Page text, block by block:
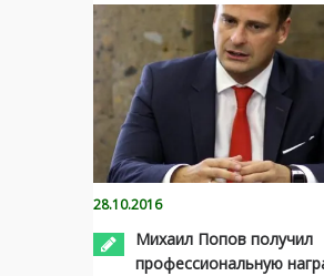
28.10.2016
Михаил Попов получил
профессиональную